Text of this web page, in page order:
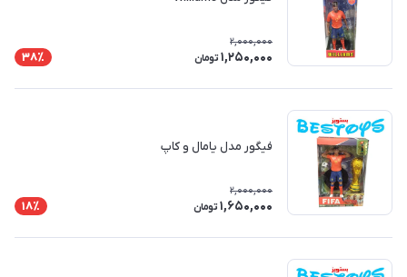
2,000,000
1,250,000 تومان 38٪
فیگور مدل یامال و کاپ
2,000,000
1,650,000 تومان 18٪